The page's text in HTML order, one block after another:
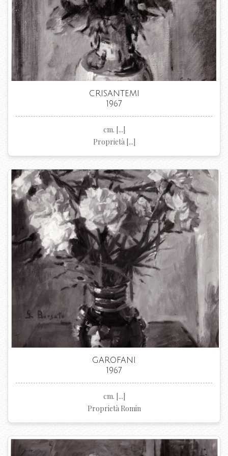
CRISANTEMI
1967
cm. [...]
Proprietà [...]
GAROFANI
1967
cm. [...]
Proprietà Romin